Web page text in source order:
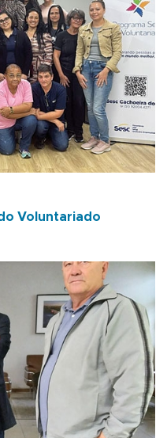
Voluntariado